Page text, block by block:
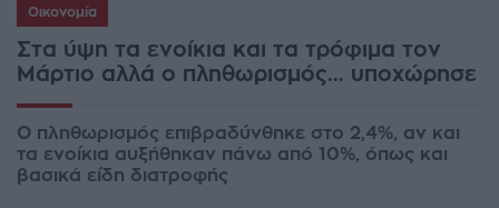
Οικονομία
Στα ύψη τα ενοίκια και τα τρόφιμα τον
Μάρτιο αλλά ο πληθωρισμός... υποχώρησε
Ο πληθωρισμός επιβραδύνθηκε στο 2,4%, αν και
τα ενοίκια αυξήθηκαν πάνω από 10%, όπως και
βασικά είδη διατροφής